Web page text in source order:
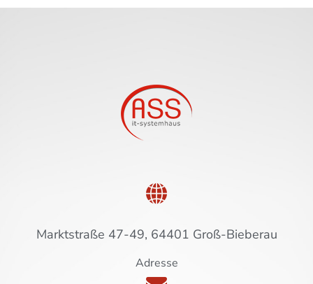
Marktstraße 47-49, 64401 Groß-Bieberau
Adresse